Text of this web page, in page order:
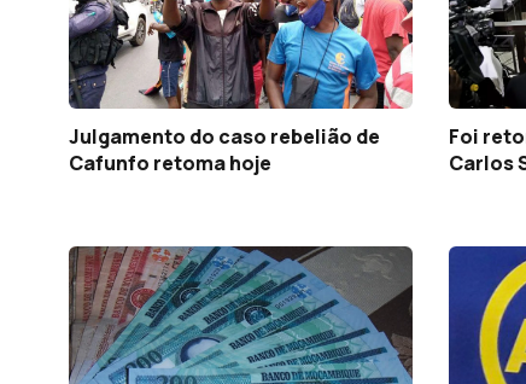
Julgamento do caso rebelião de
Cafunfo retoma hoje
Foi
Carlos